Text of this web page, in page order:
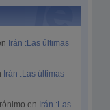
Irán :Las últimas
Irán :Las últimas
en Irán :Las